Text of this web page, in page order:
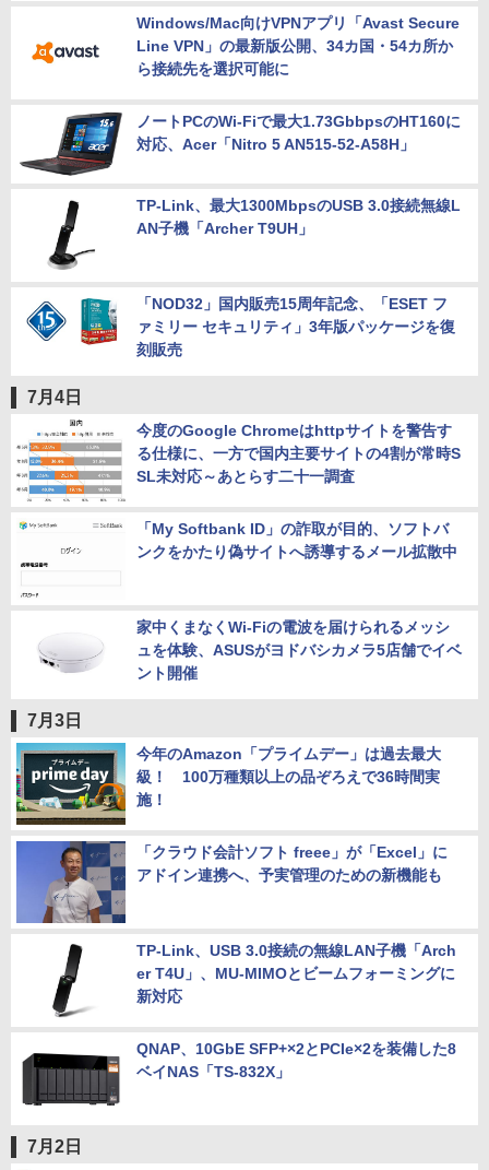
Windows/Mac向けVPNアプリ「Avast Secure
Line VPN」の最新版公開、34カ国・54カ所か
ら接続先を選択可能に
ノートPCのWi-Fiで最大1.73GbbpsのHT160に
対応、Acer「Nitro 5 AN515-52-A58H」
TP-Link、最大1300MbpsのUSB 3.0接続無線L
AN子機「Archer T9UH」
「NOD32」国内販売15周年記念、「ESET フ
ァミリー セキュリティ」3年版パッケージを復
刻販売
7月4日
今度のGoogle Chromeはhttpサイトを警告す
る仕様に、一方で国内主要サイトの4割が常時S
SL未対応～あとらす二十一調査
「My Softbank ID」の詐取が目的、ソフトバ
ンクをかたり偽サイトへ誘導するメール拡散中
家中くまなくWi-Fiの電波を届けられるメッシ
ュを体験、ASUSがヨドバシカメラ5店舗でイベ
ント開催
7月3日
今年のAmazon「プライムデー」は過去最大
級！ 100万種類以上の品ぞろえで36時間実
施！
「クラウド会計ソフト freee」が「Excel」に
アドイン連携へ、予実管理のための新機能も
TP-Link、USB 3.0接続の無線LAN子機「Arch
er T4U」、MU-MIMOとビームフォーミングに
新対応
QNAP、10GbE SFP+×2とPCIe×2を装備した8
ベイNAS「TS-832X」
7月2日